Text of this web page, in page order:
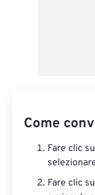
Come
Fare clic
Fare clic